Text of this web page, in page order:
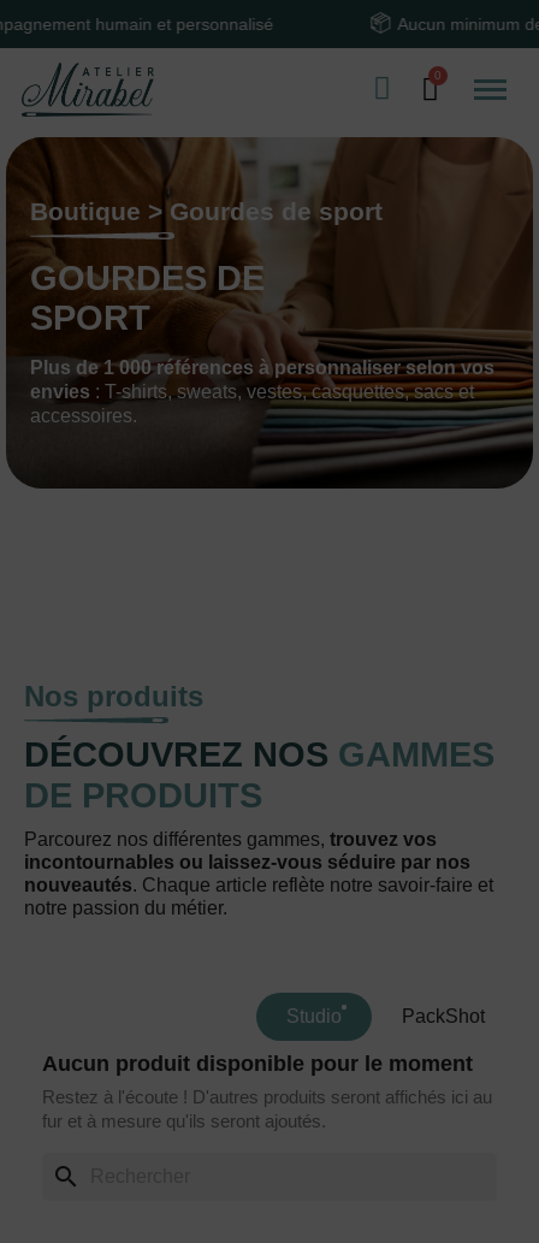
humain et personnalisé Aucun minimum de
Boutique > Gourdes de sport
GOURDES DE
SPORT
Plus de 1 000 références à personnaliser selon vos
envies : T-shirts, sweats, vestes, casquettes, sacs et
accessoires.
Nos produits
DÉCOUVREZ NOS GAMMES
DE PRODUITS
Parcourez nos différentes gammes, trouvez vos
incontournables ou laissez-vous séduire par nos
nouveautés. Chaque article reflète notre savoir-faire et
notre passion du métier.
Studio PackShot
Aucun produit disponible pour le moment
Restez à l'écoute ! D'autres produits seront affichés ici au
fur et à mesure qu'ils seront ajoutés.
search